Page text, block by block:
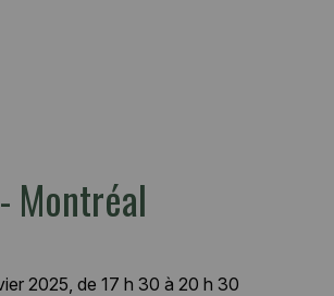
Montréal
2025, de 17 h 30 à 20 h 30